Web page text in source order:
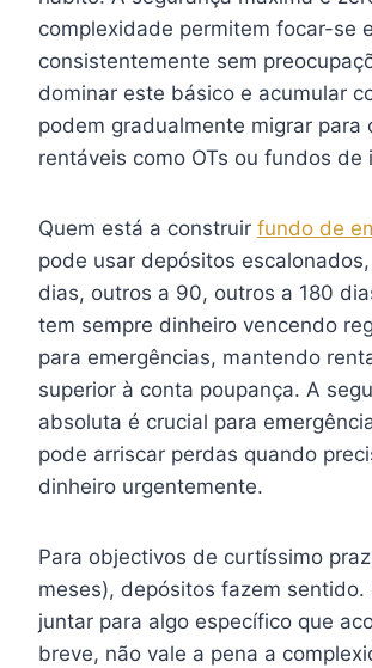
complexidade permitem focar-se
consistentemente sem
dominar este básico e acumular
podem gradualmente migrar para
rentáveis como OTs ou fundos de
Quem está a construir fundo de
pode usar depósitos
dias, outros a 90, outros a 180
tem sempre dinheiro vencendo
para emergências, mantendo
superior à conta poupança. A
absoluta é crucial para
pode arriscar perdas quando
dinheiro urgentemente.
Para objectivos de curtíssimo
meses), depósitos fazem sentido.
juntar para algo específico que
breve, não vale a pena a